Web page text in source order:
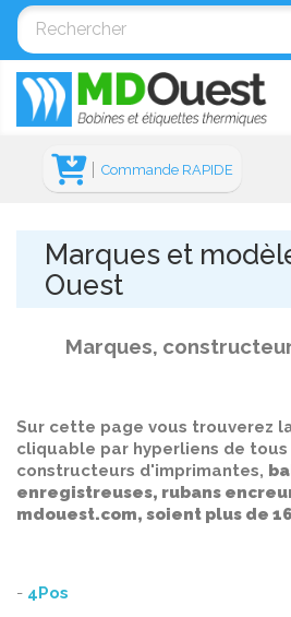
Commande RAPIDE
Marques et
Ouest
Marques,
Sur cette page vous trouverez
cliquable par hyperliens de
constructeurs d'imprimantes,
enregistreuses, rubans
mdouest.com, soient plus de
- 4Pos